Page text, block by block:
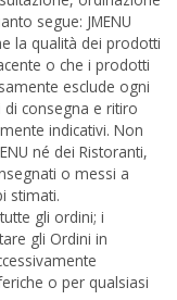
segue: JMENU
la qualità dei prodotti
o che i prodotti
esclude ogni
consegna e ritiro
indicativi. Non
né dei Ristoranti,
o messi a
stimati.
gli ordini; i
gli Ordini in
o per qualsiasi